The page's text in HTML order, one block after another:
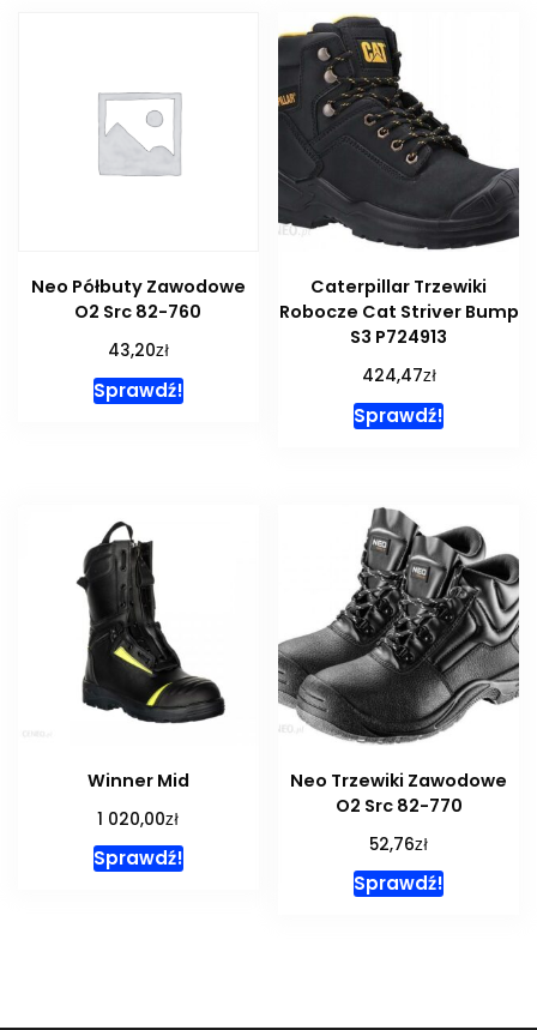
Neo Półbuty Zawodowe
O2 Src 82-760
43,20zł
Sprawdź!
Caterpillar Trzewiki
Robocze Cat Striver Bump
S3 P724913
424,47zł
Sprawdź!
Winner Mid
1 020,00zł
Sprawdź!
Neo Trzewiki Zawodowe
O2 Src 82-770
52,76zł
Sprawdź!